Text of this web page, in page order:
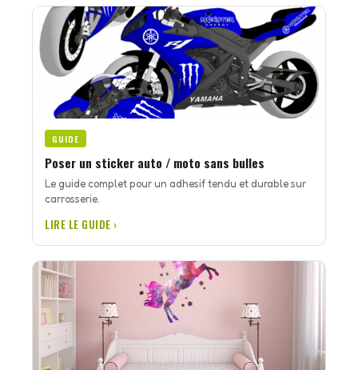
GUIDE
Poser un sticker auto / moto sans bulles
Le guide complet pour un adhesif tendu et durable sur
carrosserie.
LIRE LE GUIDE ›